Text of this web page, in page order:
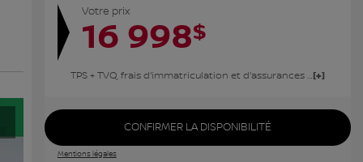
Votre prix
16 998$
TPS + TVQ, frais d'immatriculation et d'assurances non inclus.
CONFIRMER LA DISPONIBILITÉ
Mentions légales